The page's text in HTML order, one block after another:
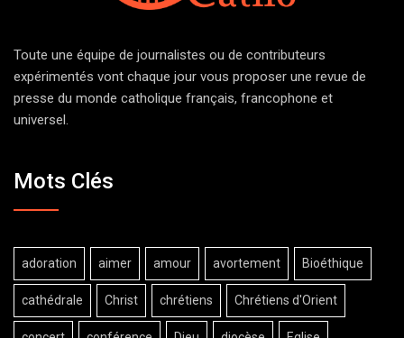
Toute une équipe de journalistes ou de contributeurs
expérimentés vont chaque jour vous proposer une revue de
presse du monde catholique français, francophone et
universel.
Mots Clés
adoration aimer amour avortement Bioéthique
cathédrale Christ chrétiens Chrétiens d'Orient